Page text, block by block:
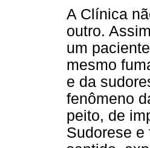
A Clínica
outro.
um
mesmo
e da
fenômeno
peito, de
Sudorese e